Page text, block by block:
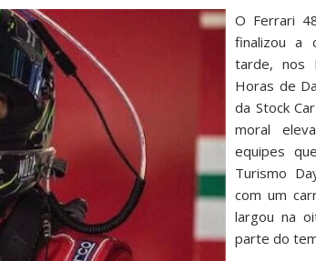
O Ferrari
finalizou a
tarde, nos
Horas de
da Stock
moral
equipes
Turismo
com um
largou na
parte do